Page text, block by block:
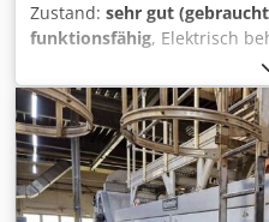
Zustand: sehr gut
funktionsfähig, Elektrisch
Durchlaufofen , Fabrikat
Magnetbefüller Härteofen
Temperatur: max. 950°C
Förderbandbreite: 620 mm
Anschlusswert Ofen: 175 kW
Temperaturregelzonen: 5
20 mm/Min. Verweildauer in